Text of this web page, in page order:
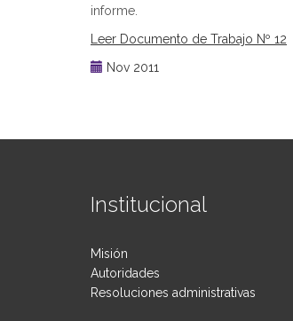
informe.
Leer Documento de Trabajo Nº 12
Nov 2011
Institucional
Misión
Autoridades
Resoluciones administrativas